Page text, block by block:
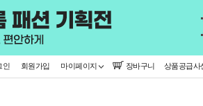
인 회원가입 마이페이지 장바구니 상품공급사